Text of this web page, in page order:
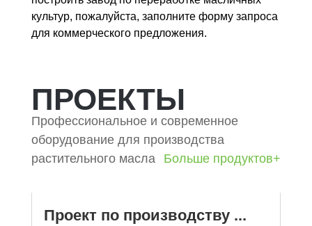
культур, пожалуйста, заполните форму запроса
для коммерческого предложения.
ПРОЕКТЫ
Профессиональное и современное
оборудование для производства
растительного масла
Больше продуктов+
Проект по производству ...